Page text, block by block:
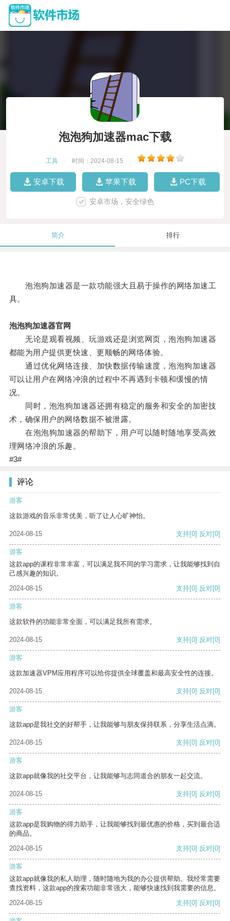
泡泡狗加速器mac下载
工具 时间：2024-08-15
安卓下载 苹果下载 PC下载
安卓市场，安全绿色
简介 排行
泡泡狗加速器是一款功能强大且易于操作的网络加速工
具。
泡泡狗加速器官网
无论是观看视频、玩游戏还是浏览网页，泡泡狗加速器
都能为用户提供更快速、更顺畅的网络体验。
通过优化网络连接、加快数据传输速度，泡泡狗加速器
可以让用户在网络冲浪的过程中不再遇到卡顿和缓慢的情
况。
同时，泡泡狗加速器还拥有稳定的服务和安全的加密技
术，确保用户的网络数据不被泄露。
在泡泡狗加速器的帮助下，用户可以随时随地享受高效
理网络冲浪的乐趣。
#3#
评论
游客
这款游戏的音乐非常优美，听了让人心旷神怡。
2024-08-15 支持[0] 反对[0]
游客
这款app的课程非常丰富，可以满足我不同的学习需求，让我能够找到自
己感兴趣的知识。
2024-08-15
支持[0] 反对[0]
游客
这款软件的功能非常全面，可以满足我所有需求。
2024-08-15 支持[0] 反对[0]
游客
这款加速器VPM应用程序可以给你提供全球覆盖和最高安全性的连接。
2024-08-15 支持[0] 反对[0]
游客
这款app是我社交的好帮手，让我能够与朋友保持联系，分享生活点滴。
2024-08-15 支持[0] 反对[0]
游客
这款app就像我的社交平台，让我能够与志同道合的朋友一起交流。
2024-08-15 支持[0] 反对[0]
游客
这款app是我购物的得力助手，让我能够找到最优惠的价格，买到最合适
的商品。
2024-08-15
支持[0] 反对[0]
游客
这款app就像我的私人助理，随时随地为我的办公提供帮助。我经常需要
查找资料，这款app的搜索功能非常强大，能够快速找到我需要的信息。
2024-08-15
支持[0] 反对[0]